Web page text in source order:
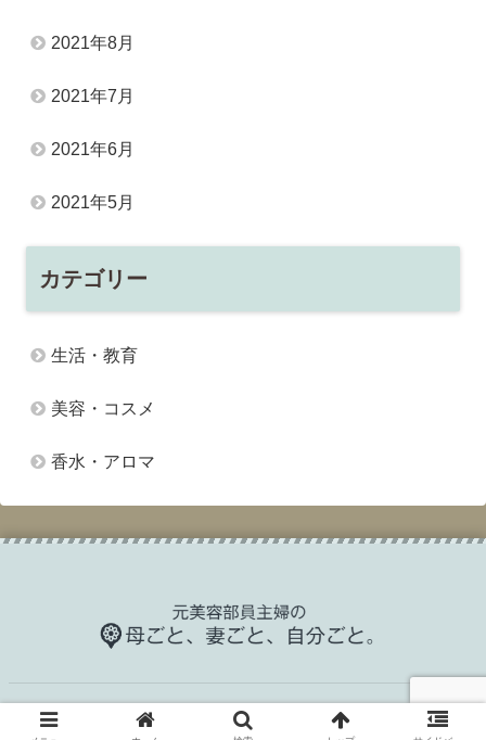
2021年8月
2021年7月
2021年6月
2021年5月
カテゴリー
生活・教育
美容・コスメ
香水・アロマ
Copyright © 2021 KAORI All Rights Reserved.